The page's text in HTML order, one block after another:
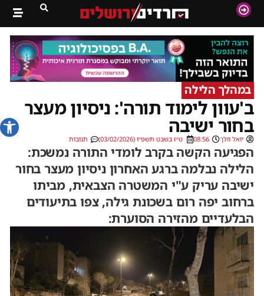
פתח
במהלך הלילה
ב'עוון לימוד תורה': ניסיון מעצר
בחור ישיבה
יואל וולך 08:56 ט״ז בשבט תשפ״ו (03/02/2026) תגובות
הפגיעה הקשה בקרב לומדי התורה נמשכת:
הלילה נבלמה ברגע האחרון ניסיון מעצר בחור
ישיבה עריק ע"י המשטרה הצבאית, מביתו
ברחוב יפה רום בשכונת גילה, צפו בתיעודים
הבלעדיים מהזירה הסוערת: